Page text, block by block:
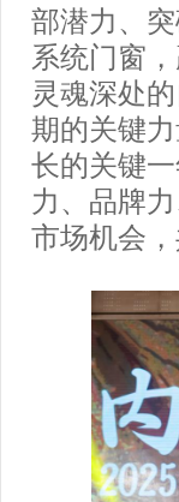
部潜力、
系统门窗
灵魂深处
期的关键
长的关键
力、品牌
市场机会，